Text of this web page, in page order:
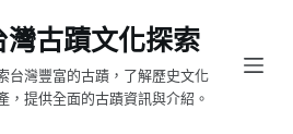
灣古蹟文化探索
台灣豐富的古蹟，了解歷史文化
，提供全面的古蹟資訊與介紹。